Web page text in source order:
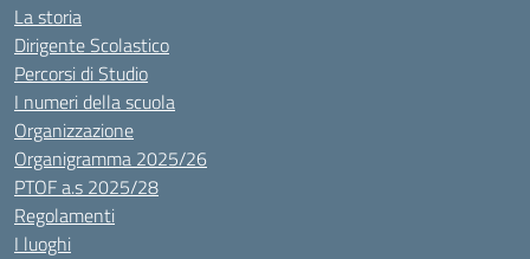
La storia
Dirigente Scolastico
Percorsi di Studio
I numeri della scuola
Organizzazione
Organigramma 2025/26
PTOF a.s 2025/28
Regolamenti
I luoghi